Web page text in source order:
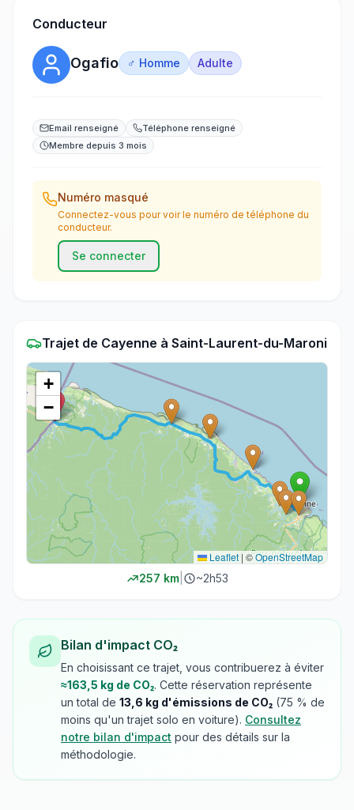
Conducteur
Ogafio ♂ Homme Adulte
Email renseigné
Téléphone renseigné
Membre depuis 3 mois
Numéro masqué
Connectez-vous pour voir le numéro de téléphone du
conducteur.
Se connecter
Trajet de Cayenne à Saint-Laurent-du-Maroni
+
−
Leaflet | ©OpenStreetMap
257 km| ~2h53
Bilan d'impact CO₂
En choisissant ce trajet, vous contribuerez à éviter
≈163,5 kg de CO₂. Cette réservation représente
un total de 13,6 kg d'émissions de CO₂ (75 % de
moins qu'un trajet solo en voiture). Consultez
notre bilan d'impact pour des détails sur la
méthodologie.